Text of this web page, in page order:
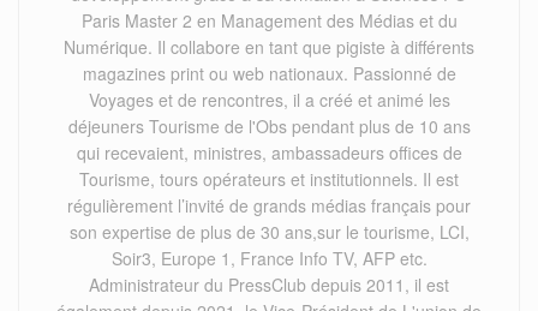
Paris Master 2 en Management des Médias et du
Numérique. Il collabore en tant que pigiste à différents
magazines print ou web nationaux. Passionné de
Voyages et de rencontres, il a créé et animé les
déjeuners Tourisme de l'Obs pendant plus de 10 ans
qui recevaient, ministres, ambassadeurs offices de
Tourisme, tours opérateurs et institutionnels. Il est
régulièrement l’invité de grands médias français pour
son expertise de plus de 30 ans,sur le tourisme, LCI,
Soir3, Europe 1, France Info TV, AFP etc.
Administrateur du PressClub depuis 2011, il est